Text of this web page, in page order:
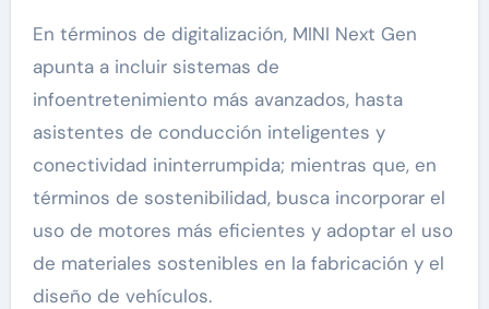
En términos de digitalización, MINI Next Gen
apunta a incluir sistemas de
infoentretenimiento más avanzados, hasta
asistentes de conducción inteligentes y
conectividad ininterrumpida; mientras que, en
términos de sostenibilidad, busca incorporar el
uso de motores más eficientes y adoptar el uso
de materiales sostenibles en la fabricación y el
diseño de vehículos.